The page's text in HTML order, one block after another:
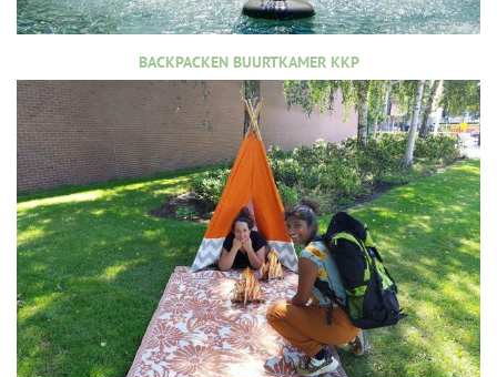
BACKPACKEN BUURTKAMER KKP